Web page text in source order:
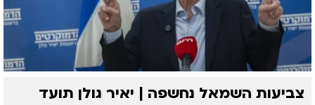
צביעות השמאל נחשפה | יאיר גולן תועד